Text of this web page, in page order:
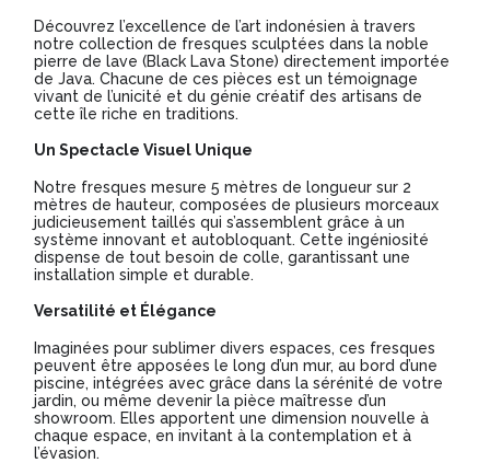
2m
Découvrez l’excellence de l’art indonésien à travers
notre collection de fresques sculptées dans la noble
pierre de lave (Black Lava Stone) directement importée
de Java. Chacune de ces pièces est un témoignage
vivant de l’unicité et du génie créatif des artisans de
cette île riche en traditions.
Un Spectacle Visuel Unique
Notre fresques mesure 5 mètres de longueur sur 2
mètres de hauteur, composées de plusieurs morceaux
judicieusement taillés qui s’assemblent grâce à un
système innovant et autobloquant. Cette ingéniosité
dispense de tout besoin de colle, garantissant une
installation simple et durable.
Versatilité et Élégance
Imaginées pour sublimer divers espaces, ces fresques
peuvent être apposées le long d’un mur, au bord d’une
piscine, intégrées avec grâce dans la sérénité de votre
jardin, ou même devenir la pièce maîtresse d’un
showroom. Elles apportent une dimension nouvelle à
chaque espace, en invitant à la contemplation et à
l’évasion.